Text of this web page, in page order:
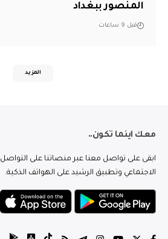
المنصور ببغداد
قبل 9 ساعات
المزيد
معك اينما تكون..
ابقى على تواصل معنا عبر منصاتنا على التواصل
الاجتماعي وتطبيق الرشيد على الهواتف الذكية.